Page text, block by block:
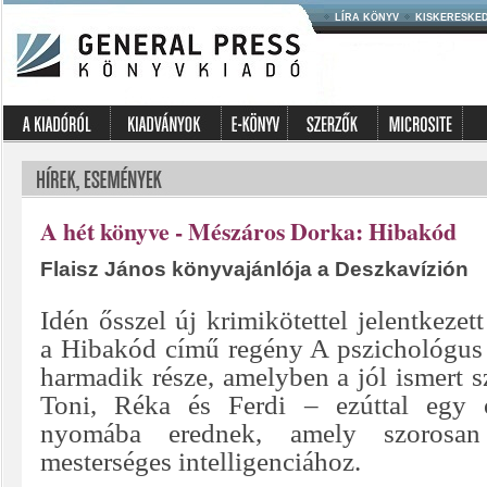
LÍRA KÖNYV
A hét könyve - Mészáros Dorka: Hibakód
Flaisz János könyvajánlója a Deszkavízión
Idén ősszel új krimikötettel
a Hibakód című regény A
harmadik része, amelyben a jól ismert
Toni, Réka és Ferdi – ezúttal egy
nyomába erednek, amely
mesterséges intelligenciához.